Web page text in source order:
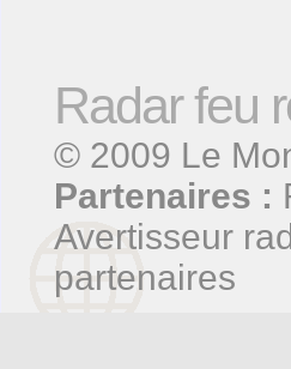
Radar feu
© 2009 Le
Partenaires :
Avertisseur
partenaires